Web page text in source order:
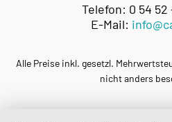
Telefon: 0 54 52
E-Mail:
Alle Preise inkl. gesetzl.
nicht anders